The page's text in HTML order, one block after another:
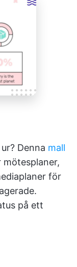
Denna mall
mötesplaner,
för
på ett